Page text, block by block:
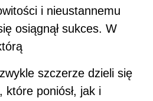
i nieustannemu
osiągnął sukces. W
szczerze dzieli się
które poniósł, jak i